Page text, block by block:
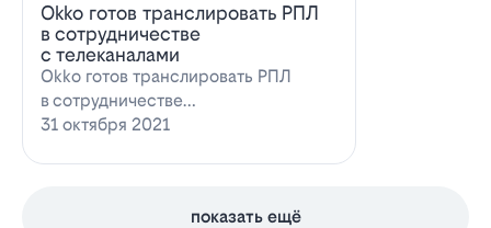
Оkko готов транслировать РПЛ
в сотрудничестве
с телеканалами
Оkko готов транслировать РПЛ
в сотрудничестве
с каналамиВидеосервис Okko
31 октября 2021
показать ещё